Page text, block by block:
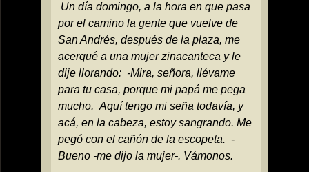
Un día domingo, a la hora en que pasa
por el camino la gente que vuelve de
San Andrés, después de la plaza, me
acerqué a una mujer zinacanteca y le
dije llorando: -Mira, señora, llévame
para tu casa, porque mi papá me pega
mucho. Aquí tengo mi seña todavía, y
acá, en la cabeza, estoy sangrando. Me
pegó con el cañón de la escopeta. -
Bueno -me dijo la mujer-. Vámonos.